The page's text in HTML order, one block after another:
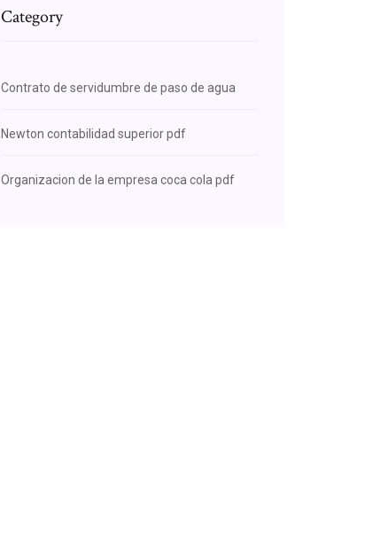
Category
Contrato de servidumbre de paso de agua
Newton contabilidad superior pdf
Organizacion de la empresa coca cola pdf